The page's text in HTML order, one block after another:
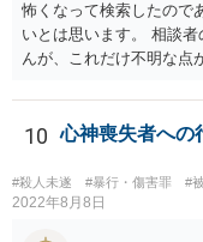
対応でしょう。
怖くなって検索したので
いとは思います。 相談
んが、これだけ不明な点
しますが・・・ それで
取って相談すべきです。
えるしかないように思い
10 心神喪失者への
#殺人未遂 #暴行・傷害罪 #
2022年8月8日